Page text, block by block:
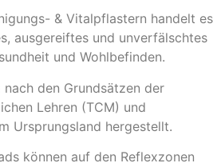
& Vitalpflastern handelt es
ausgereiftes und unverfälschtes
und Wohlbefinden.
den Grundsätzen der
Lehren (TCM) und
Ursprungsland hergestellt.
können auf den Reflexzonen